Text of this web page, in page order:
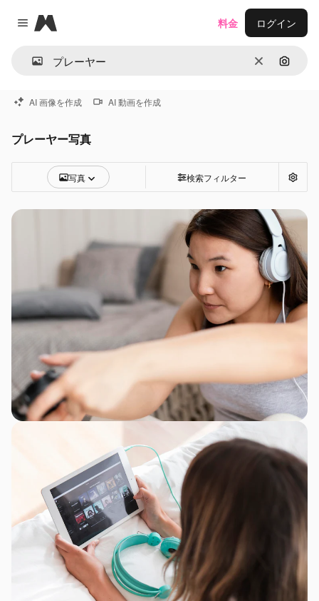
Close menu
Magnific
消去 画像で
料金 ログイン
AI 画像を作成 AI 動画を作成
プレーヤー写真
写真 検索フィルター